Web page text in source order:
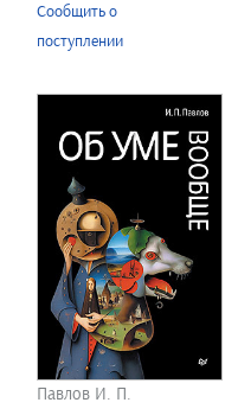
Сообщить о
поступлении
Павлов И. П.